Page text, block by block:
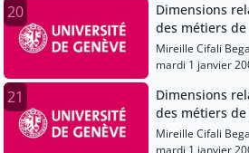
20
Dimensions
des métiers
Mireille Cifali Bega
mardi 1 janvier
21
Dimensions
des métiers
Mireille Cifali Bega